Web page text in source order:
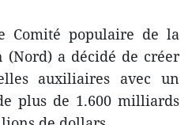
Comité populaire de la
a décidé de créer
auxiliaires avec un
plus de 1.600 milliards